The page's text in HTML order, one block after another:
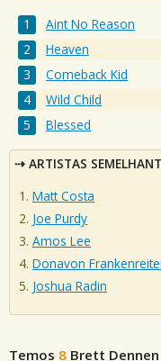
Aint No Reason
Heaven
Comeback Kid
Wild Child
Blessed
ARTISTAS
Matt Costa
Joe Purdy
Amos Lee
Donavon
Joshua Radin
Temos 8 Brett Dennen